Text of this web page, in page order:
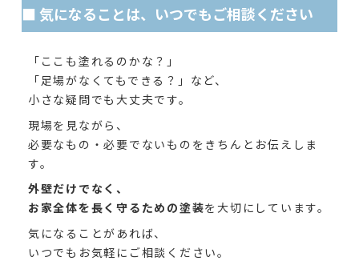
■ 気になることは、いつでもご相談ください
「ここも塗れるのかな？」
「足場がなくてもできる？」など、
小さな疑問でも大丈夫です。
現場を見ながら、
必要なもの・必要でないものをきちんとお伝えしま
す。
外壁だけでなく、
お家全体を長く守るための塗装を大切にしています。
気になることがあれば、
いつでもお気軽にご相談ください。